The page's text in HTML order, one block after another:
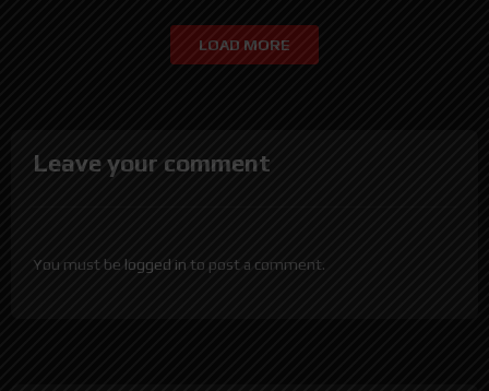
LOAD MORE
Leave your comment
You must be logged in to post a comment.